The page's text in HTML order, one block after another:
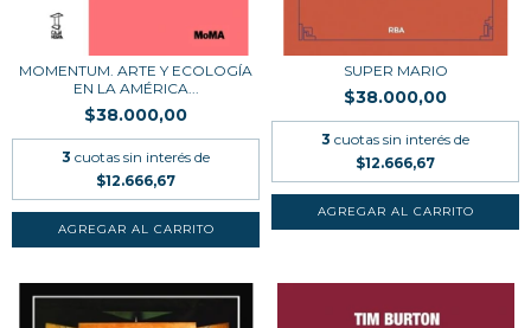
MOMENTUM. ARTE Y ECOLOGÍA
EN LA AMÉRICA...
$38.000,00
3 cuotas sin interés de
$12.666,67
SUPER MARIO
$38.000,00
3 cuotas sin interés de
$12.666,67